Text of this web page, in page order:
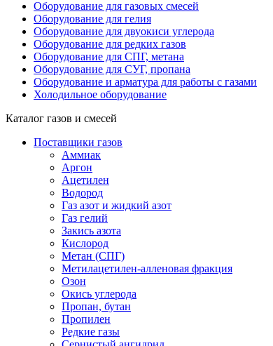
Оборудование для газовых смесей
Оборудование для гелия
Оборудование для двуокиси углерода
Оборудование для редких газов
Оборудование для СПГ, метана
Оборудование для СУГ, пропана
Оборудование и арматура для работы с газами
Холодильное оборудование
Каталог газов и смесей
Поставщики газов
Аммиак
Аргон
Ацетилен
Водород
Газ азот и жидкий азот
Газ гелий
Закись азота
Кислород
Метан (СПГ)
Метилацетилен-алленовая фракция
Озон
Окись углерода
Пропан, бутан
Пропилен
Редкие газы